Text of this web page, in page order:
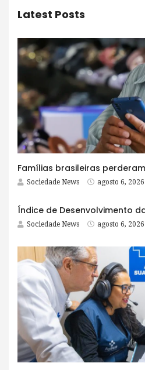
Latest Posts
Sociedade News agosto 6, 2026
Sociedade News agosto 6, 2026